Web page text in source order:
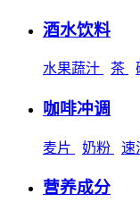
酒水饮料
水果蔬汁 茶
咖啡冲调
麦片 奶粉 速
营养成分